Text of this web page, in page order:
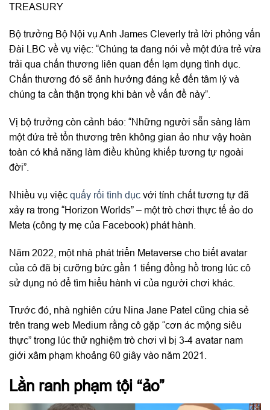
TREASURY
Bộ trưởng Bộ Nội vụ Anh James Cleverly trả lời phỏng vấn
Đài LBC về vụ việc: “Chúng ta đang nói về một đứa trẻ vừa
trải qua chấn thương liên quan đến lạm dụng tình dục.
Chấn thương đó sẽ ảnh hưởng đáng kể đến tâm lý và
chúng ta cần thận trọng khi bàn về vấn đề này”.
Vị bộ trưởng còn cảnh báo: “Những người sẵn sàng làm
một đứa trẻ tổn thương trên không gian ảo như vậy hoàn
toàn có khả năng làm điều khủng khiếp tương tự ngoài
đời”.
Nhiều vụ việc quấy rối tình dục với tính chất tương tự đã
xảy ra trong “Horizon Worlds” – một trò chơi thực tế ảo do
Meta (công ty mẹ của Facebook) phát hành.
Năm 2022, một nhà phát triển Metaverse cho biết avatar
của cô đã bị cưỡng bức gần 1 tiếng đồng hồ trong lúc cô
sử dụng nó để tìm hiểu hành vi của người chơi khác.
Trước đó, nhà nghiên cứu Nina Jane Patel cũng chia sẻ
trên trang web Medium rằng cô gặp “cơn ác mộng siêu
thực” trong lúc thử nghiệm trò chơi vì bị 3-4 avatar nam
giới xâm phạm khoảng 60 giây vào năm 2021.
Lằn ranh phạm tội “ảo”